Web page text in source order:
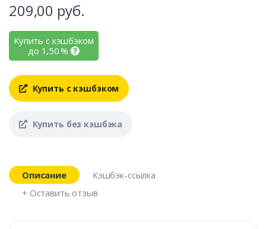
209,00 руб.
Купить с кэшбэком
до 1,50%
Купить с кэшбэком
Купить без кэшбэка
Описание
Кэшбэк-ссылка
+ Оставить отзыв